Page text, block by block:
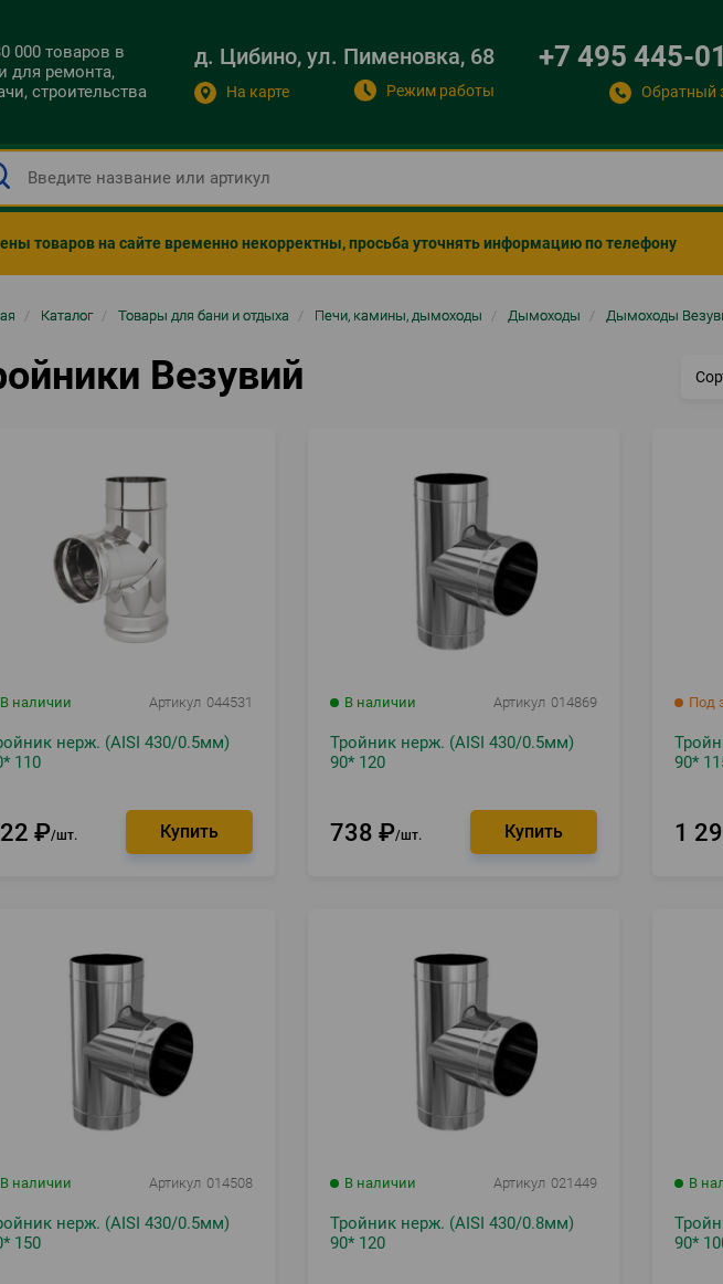
000 товаров в
для ремонта,
строительства
д. Цибино, ул. Пименовка, 68
На карте Режим работы
+7 495 445-
Обратный
товаров на сайте временно некорректны, просьба уточнять информацию по телефону
/ Каталог / Товары для бани и отдыха / Печи, камины, дымоходы / Дымоходы / Дымоходы
Везувий
В наличии Артикул 044531
нерж. (AISI 430/0.5мм)
110
₽ шт.
В наличии Артикул 014869
Тройник нерж. (AISI 430/0.5мм)
90* 120
738 ₽ шт.
Под
90*
1
В наличии Артикул 014508
нерж. (AISI 430/0.5мм)
150
В наличии Артикул 021449
Тройник нерж. (AISI 430/0.8мм)
90* 120
В
90*